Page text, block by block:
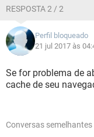
RESPOSTA 2 / 2
Perfil bloqueado
21 jul 2017 às
Se for problema de
cache de seu
Conversas semelhantes